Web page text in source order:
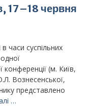
17–18 червня
часи суспільних
конференції (м. Київ,
Вознесенської,
представлено
…